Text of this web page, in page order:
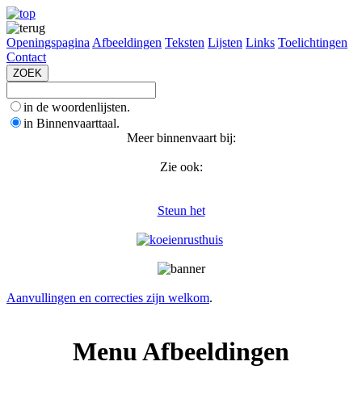
Openingspagina Afbeeldingen Teksten Lijsten Links Toelichtingen
Contact
in de woordenlijsten.
in Binnenvaarttaal.
Meer binnenvaart bij:
Zie ook:
Steun het
Aanvullingen en correcties zijn welkom.
Menu Afbeeldingen